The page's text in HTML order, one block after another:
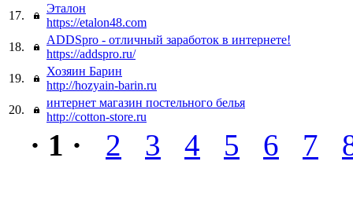
17.
Эталон
https://etalon48.com
18.
ADDSpro - отличный заработок в интернете!
https://addspro.ru/
19.
Хозяин Барин
http://hozyain-barin.ru
20.
интернет магазин постельного белья
http://cotton-store.ru
· 1 · 2 3 4 5 6 7